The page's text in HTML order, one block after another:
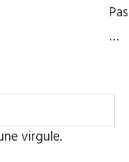
…
virgule.